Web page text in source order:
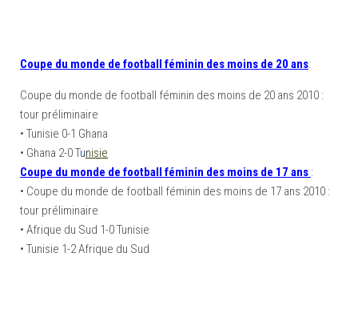
Coupe du monde de football féminin des moins de 20 ans:
Coupe du monde de football féminin des moins de 20 ans 2010 :
tour préliminaire
• Tunisie 0-1 Ghana
• Ghana 2-0 Tunisie
Coupe du monde de football féminin des moins de 17 ans :
• Coupe du monde de football féminin des moins de 17 ans 2010 :
tour préliminaire
• Afrique du Sud 1-0 Tunisie
• Tunisie 1-2 Afrique du Sud